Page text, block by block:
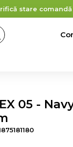
stare comandă
05 -